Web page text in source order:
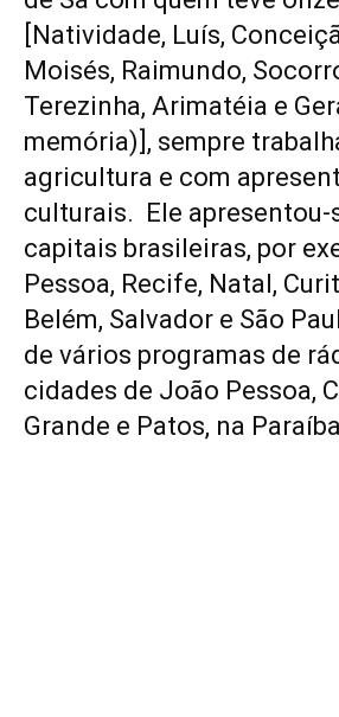
[Natividade, Luís,
Moisés, Raimundo,
Terezinha, Arimatéia e
memória)], sempre
agricultura e com
culturais. Ele apresentou-
capitais brasileiras, por
Pessoa, Recife, Natal,
Belém, Salvador e São
de vários programas de
cidades de João Pessoa,
Grande e Patos, na